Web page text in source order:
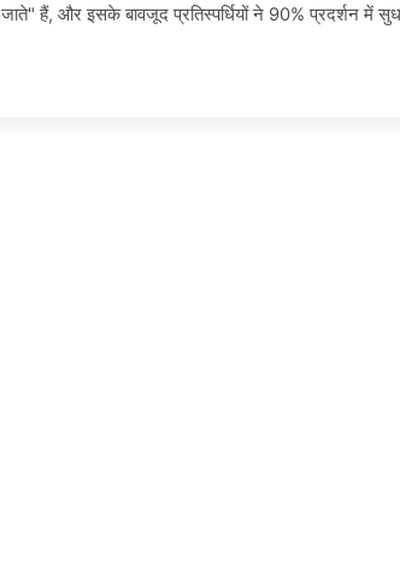
जाते" हैं, और इसके बावजूद प्रतिस्पर्धियों ने 90% प्रदर्शन में